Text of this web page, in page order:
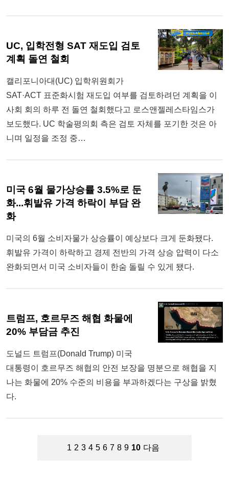
UC, 입학전형 SAT 재도입 검토
계획 돌연 철회
캘리포니아대(UC) 입학위원회가
SAT·ACT 표준화시험 재도입 여부를 검토하려던 계획을 이
사회 회의 하루 전 돌연 철회했다고 로스앤젤레스타임스가
보도했다. UC 학술평의회 측은 검토 자체를 포기한 것은 아
니며 일정을 조정 중…
미국 6월 물가상승률 3.5%로 둔
화...휘발유 가격 하락이 부담 완
화
미국의 6월 소비자물가 상승률이 예상보다 크게 둔화됐다.
휘발유 가격이 하락하고 경제 전반의 가격 상승 압력이 다소
완화되면서 미국 소비자들이 한숨 돌릴 수 있게 됐다.
트럼프, 호르무즈 해협 화물에
20% 부담금 추진
도널드 트럼프(Donald Trump) 미국
대통령이 호르무즈 해협의 안전 보장을 명분으로 해협을 지
나는 화물에 20% 수준의 비용을 부과하겠다는 구상을 밝혔
다.
1 2 3 4 5 6 7 8 9 10 다음